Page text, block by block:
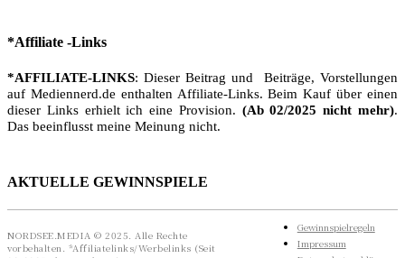
*Affiliate -Links
*AFFILIATE-LINKS: Dieser Beitrag und Beiträge, Vorstellungen
auf Mediennerd.de enthalten Affiliate-Links. Beim Kauf über einen
dieser Links erhielt ich eine Provision. (Ab 02/2025 nicht mehr).
Das beeinflusst meine Meinung nicht.
AKTUELLE GEWINNSPIELE
NORDSEE.MEDIA © 2025. Alle Rechte
vorbehalten. *Affiliatelinks/Werbelinks (Seit
Gewinnspielregeln
Impressum